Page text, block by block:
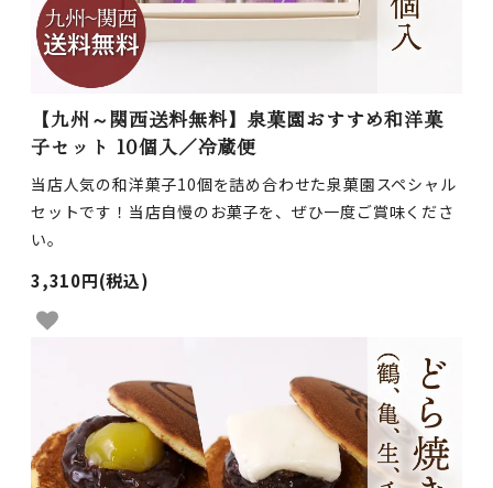
【九州～関西送料無料】泉菓園おすすめ和洋菓
子セット 10個入／冷蔵便
当店人気の和洋菓子10個を詰め合わせた泉菓園スペシャル
セットです！当店自慢のお菓子を、ぜひ一度ご賞味くださ
い。
3,310円(税込)